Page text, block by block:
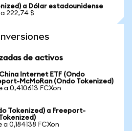
a Dólar estadounidense
222,74 $
de activos
Internet ETF (Ondo
McMoRan (Ondo Tokenized)
a 0,410613 FCXon
Tokenized) a Freeport-
a 0,184138 FCXon